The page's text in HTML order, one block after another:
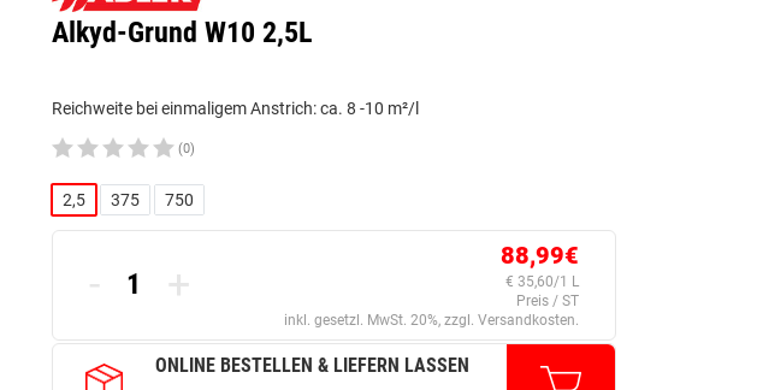
Alkyd-Grund W10 2,5L
Reichweite bei einmaligem Anstrich: ca. 8 -10 m²/l
(0)
2,5 375 750
- +
88,99€
€ 35,60/1 L
Preis / ST
inkl. gesetzl. MwSt. 20%, zzgl. Versandkosten.
ONLINE BESTELLEN & LIEFERN LASSEN